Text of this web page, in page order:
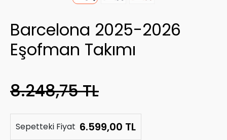
Barcelona 2025-2026
Eşofman Takımı
8.248,75 TL
Sepetteki Fiyat 6.599,00 TL